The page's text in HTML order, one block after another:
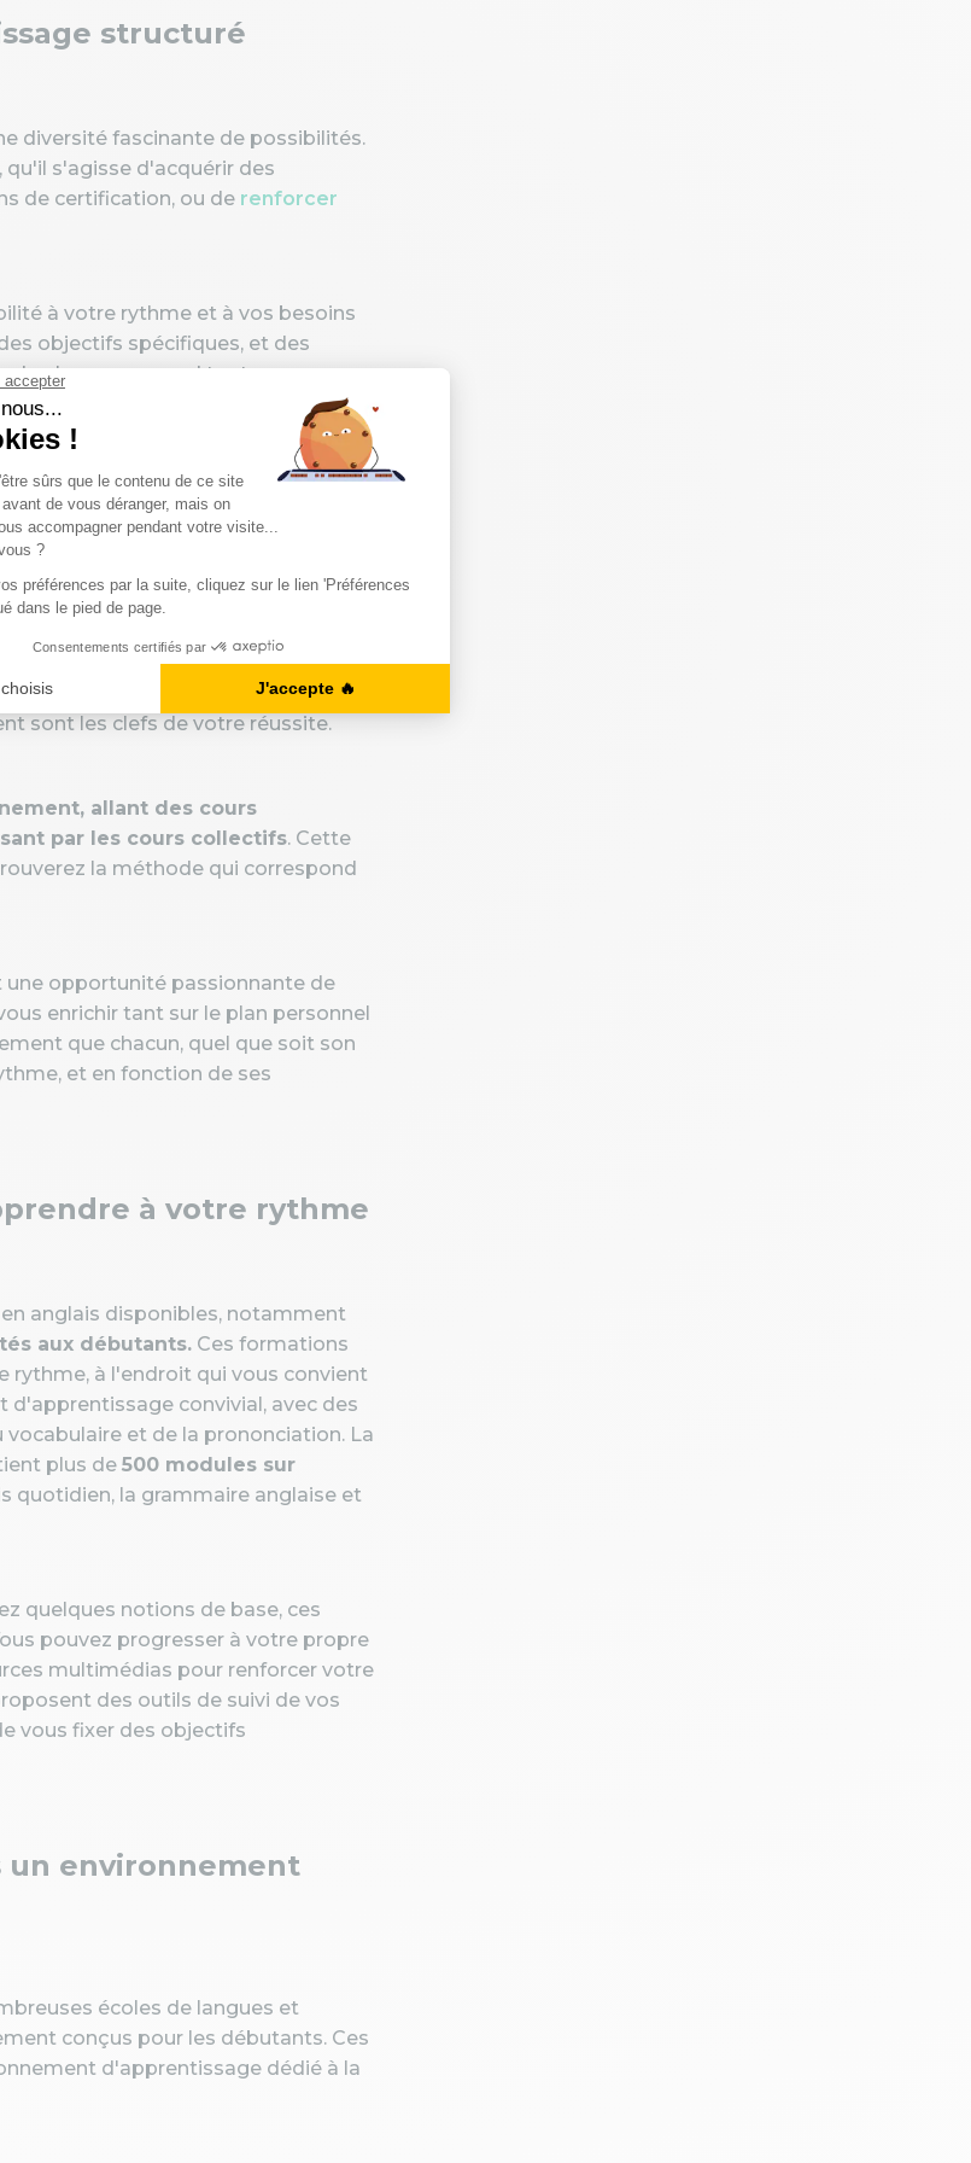
structuré
diversité fascinante de possibilités.
s'agisse d'acquérir des
de certification, ou de renforcer
à votre rythme et à vos besoins
objectifs spécifiques, et des
des Langues prend tout son sens.
vous permettant de
aspirations. Que votre désir soit
votre communication
sur mesure pour vous.
se trouve un enseignement de
des anglophones certifiés,
chaque étape de votre
sont les clefs de votre réussite.
allant des cours
par les cours collectifs. Cette
la méthode qui correspond
opportunité passionnante de
enrichir tant sur le plan personnel
que chacun, quel que soit son
et en fonction de ses
à votre rythme
anglais disponibles, notamment
aux débutants. Ces formations
à l'endroit qui vous convient
convivial, avec des
et de la prononciation. La
plus de 500 modules sur
quotidien, la grammaire anglaise et
quelques notions de base, ces
pouvez progresser à votre propre
multimédias pour renforcer votre
des outils de suivi de vos
vous fixer des objectifs
un environnement
écoles de langues et
conçus pour les débutants. Ces
d'apprentissage dédié à la